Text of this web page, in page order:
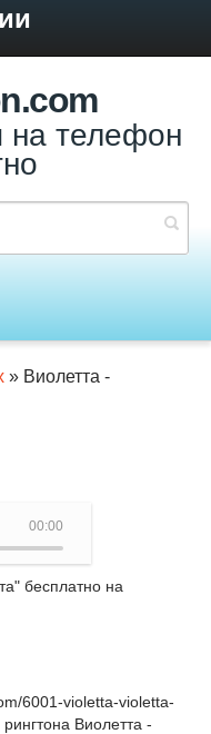
на телефон
» Виолетта -
00:00
бесплатно на
6001-violetta-violetta-
рингтона Виолетта -